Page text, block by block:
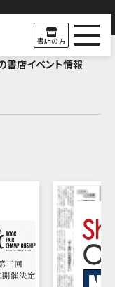
書店の方
書店イベント情報